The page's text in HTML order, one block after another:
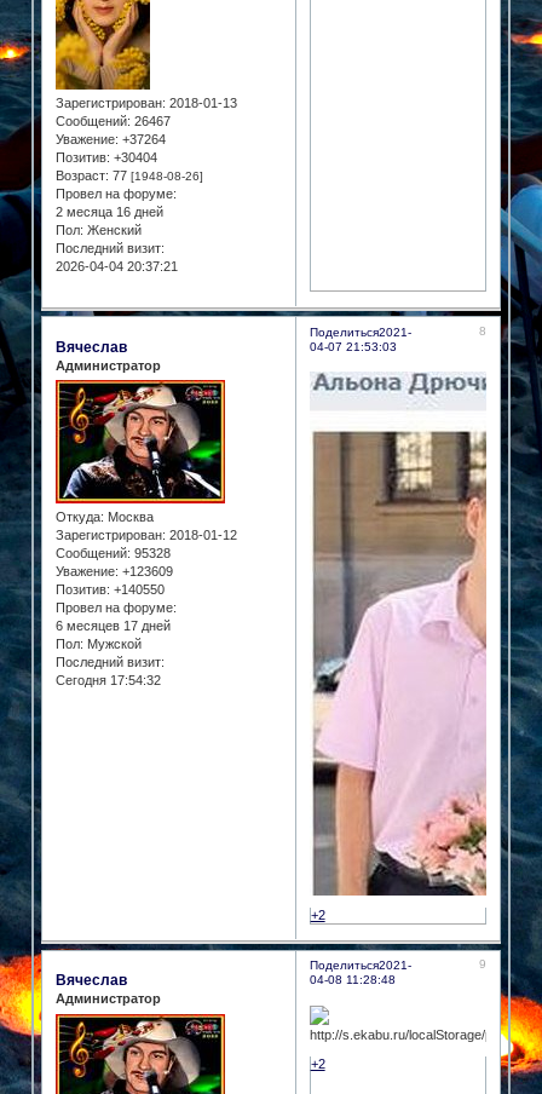
Зарегистрирован: 2018-01-13
Сообщений: 26467
Уважение: +37264
Позитив: +30404
Возраст: 77 [1948-08-26]
Провел на форуме:
2 месяца 16 дней
Пол: Женский
Последний визит:
2026-04-04 20:37:21
Поделиться 8
2021-
04-07 21:53:03
Вячеслав
Администратор
Откуда: Москва
Зарегистрирован: 2018-01-12
Сообщений: 95328
Уважение: +123609
Позитив: +140550
Провел на форуме:
6 месяцев 17 дней
Пол: Мужской
Последний визит:
Сегодня 17:54:32
+2
Поделиться 9
2021-
04-08 11:28:48
Вячеслав
Администратор
+2